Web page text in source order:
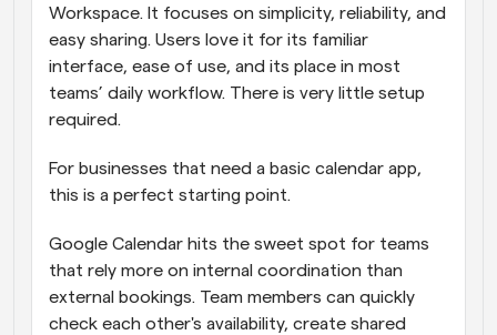
Workspace. It focuses on simplicity, reliability, and
easy sharing. Users love it for its familiar
interface, ease of use, and its place in most
teams’ daily workflow. There is very little setup
required.
For businesses that need a basic calendar app,
this is a perfect starting point.
Google Calendar hits the sweet spot for teams
that rely more on internal coordination than
external bookings. Team members can quickly
check each other's availability, create shared